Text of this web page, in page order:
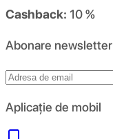
Cashback: 10 %
Abonare newsletter
Aplicație de mobil